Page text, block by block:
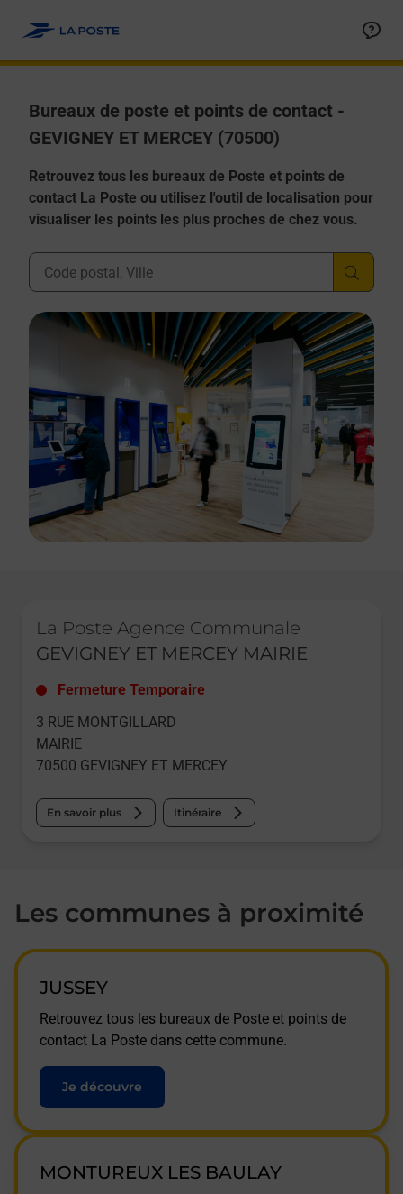
Bureaux de poste et points de contact -
GEVIGNEY ET MERCEY (70500)
Retrouvez tous les bureaux de Poste et points de
contact La Poste ou utilisez l'outil de localisation pour
visualiser les points les plus proches de chez vous.
Ville, Département, Code Postal
La Poste Agence Communale
GEVIGNEY ET MERCEY MAIRIE
Fermeture Temporaire
3 RUE MONTGILLARD
MAIRIE
70500 GEVIGNEY ET MERCEY
En savoir plus Itinéraire
Les communes à proximité
JUSSEY
Retrouvez tous les bureaux de Poste et points de
contact La Poste dans cette commune.
Je découvre
MONTUREUX LES BAULAY